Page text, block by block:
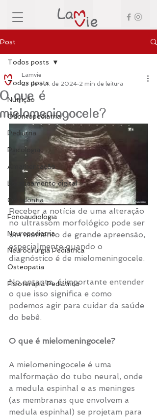
Post
Todos posts
Nutrição
Odontopediatria
Pediatria
Psicologia
Amamentação
Escaneamento digital
Ortodontia
Fonoaudiologia
Neuropediatria
Neurocirurgia Pediátrica
Osteopatia
Fisioterapia Pediátrica
Todos posts
O que é
mielomeningocele?
Lamvie
23 de out. de 2024 2 min de leitura
Receber a notícia de uma alteração
no ultrassom morfológico pode ser
um momento de grande apreensão,
especialmente quando o
diagnóstico é de mielomeningocele.
No entanto, é importante entender
o que isso significa e como
podemos agir para cuidar da saúde
do bebê.
O que é mielomeningocele?
A mielomeningocele é uma
malformação do tubo neural, onde
a medula espinhal e as meninges
(as membranas que envolvem a
medula espinhal) se projetam para